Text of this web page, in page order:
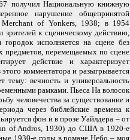
получил Национальную книжную
нарушение общепринятой
Merchant of Yonkers, 1938; в 1954
к сценическому действию,
исполняется на сцене без
предметов, перемещаемых по сцене
действие и характеризует
комментатора и разыгрывается
тему: вечность и универсальность
рамками. Пьеса На волосок
человечества за существование и
через библейские времена к
фон и в прозе Уайлдера – от
of Andros, 1930) до США в 1920-е
1930-е годы в романе Небо – моя